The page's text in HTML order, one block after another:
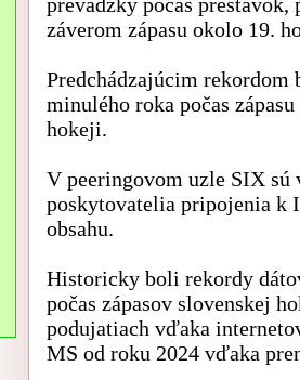
záverom zápasu okolo 19.
Predchádzajúcim rekordom
minulého roka počas
hokeji.
V peeringovom uzle SIX sú
poskytovatelia pripojenia k
obsahu.
Historicky boli rekordy
počas zápasov slovenskej
podujatiach vďaka
MS od roku 2024 vďaka